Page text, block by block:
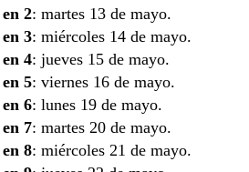
2: martes 13 de mayo.
3: miércoles 14 de mayo.
4: jueves 15 de mayo.
5: viernes 16 de mayo.
6: lunes 19 de mayo.
7: martes 20 de mayo.
8: miércoles 21 de mayo.